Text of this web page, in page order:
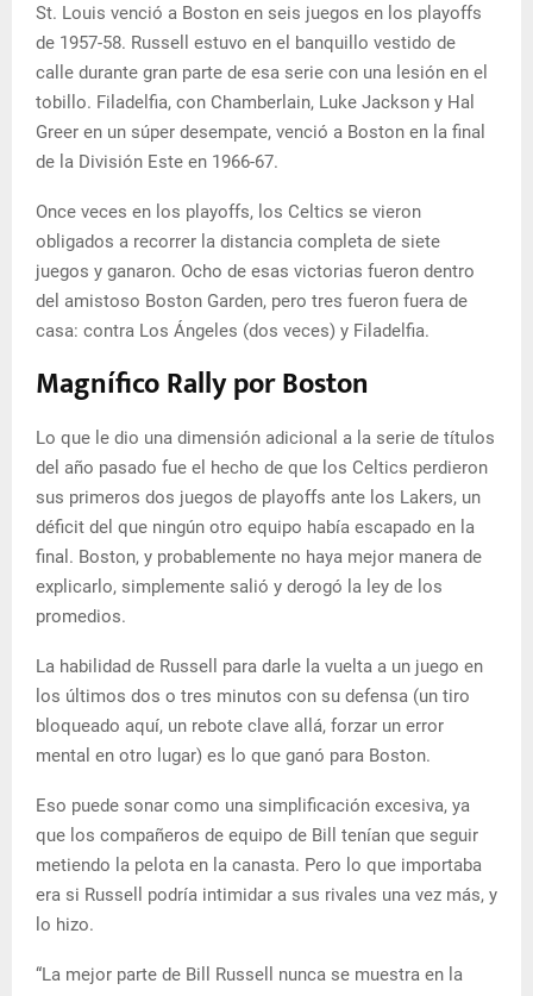
St. Louis venció a Boston en seis juegos en los playoffs
de 1957-58. Russell estuvo en el banquillo vestido de
calle durante gran parte de esa serie con una lesión en el
tobillo. Filadelfia, con Chamberlain, Luke Jackson y Hal
Greer en un súper desempate, venció a Boston en la final
de la División Este en 1966-67.
Once veces en los playoffs, los Celtics se vieron
obligados a recorrer la distancia completa de siete
juegos y ganaron. Ocho de esas victorias fueron dentro
del amistoso Boston Garden, pero tres fueron fuera de
casa: contra Los Ángeles (dos veces) y Filadelfia.
Magnífico Rally por Boston
Lo que le dio una dimensión adicional a la serie de títulos
del año pasado fue el hecho de que los Celtics perdieron
sus primeros dos juegos de playoffs ante los Lakers, un
déficit del que ningún otro equipo había escapado en la
final. Boston, y probablemente no haya mejor manera de
explicarlo, simplemente salió y derogó la ley de los
promedios.
La habilidad de Russell para darle la vuelta a un juego en
los últimos dos o tres minutos con su defensa (un tiro
bloqueado aquí, un rebote clave allá, forzar un error
mental en otro lugar) es lo que ganó para Boston.
Eso puede sonar como una simplificación excesiva, ya
que los compañeros de equipo de Bill tenían que seguir
metiendo la pelota en la canasta. Pero lo que importaba
era si Russell podría intimidar a sus rivales una vez más, y
lo hizo.
“La mejor parte de Bill Russell nunca se muestra en la